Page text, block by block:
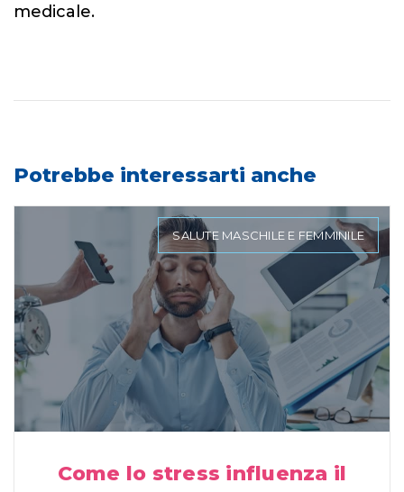
medicale.
Potrebbe interessarti anche
SALUTE MASCHILE E FEMMINILE
Come lo stress influenza il